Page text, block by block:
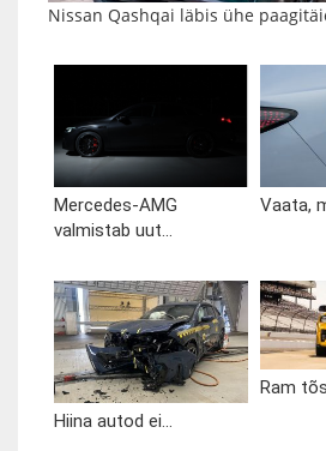
Nissan Qashqai läbis ühe
Mercedes-AMG
valmistab uut...
Vaata,
Hiina autod ei...
Ram